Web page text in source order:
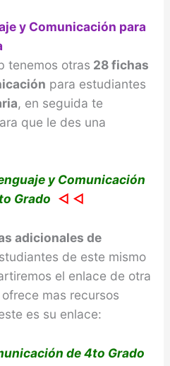
y Comunicación para
tenemos otras 28 fichas
para estudiantes
, en seguida te
que le des una
y Comunicación
Grado ◁ ◁
adicionales de
de este mismo
el enlace de otra
mas recursos
es su enlace:
de 4to Grado